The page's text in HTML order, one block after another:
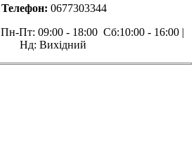
Телефон: 0677303344
Пн-Пт: 09:00 - 18:00 Сб:10:00 - 16:00 |
Нд: Вихідний